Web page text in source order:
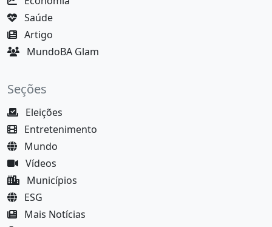
Saúde
Artigo
MundoBA Glam
Seções
Eleições
Entretenimento
Mundo
Vídeos
Municípios
ESG
Mais Notícias